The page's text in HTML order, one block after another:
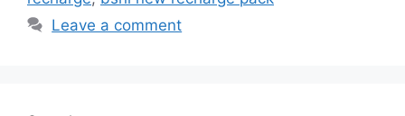
Leave a comment